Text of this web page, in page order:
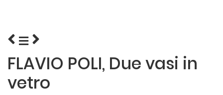
FLAVIO POLI, Due vasi in
vetro